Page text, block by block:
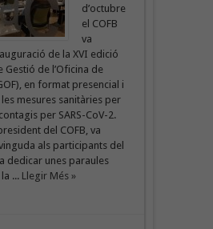
d’octubre
el COFB
va
de la XVI edició
Gestió de l’Oficina de
en format presencial i
mesures sanitàries per
per SARS-CoV-2.
del COFB, va
als participants del
dedicar unes paraules
... Llegir Més »